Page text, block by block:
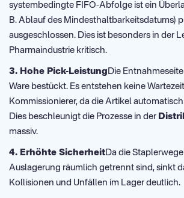
systembedingte FIFO-Abfolge ist ein
B. Ablauf des Mindesthaltbarkeitsdatums)
ausgeschlossen. Dies ist besonders in der
Pharmaindustrie kritisch.
3. Hohe Pick-Leistung Die
Ware bestückt. Es entstehen keine
Kommissionierer, da die Artikel
Dies beschleunigt die Prozesse in der
massiv.
4. Erhöhte SicherheitDa die
Auslagerung räumlich getrennt sind, sinkt
Kollisionen und Unfällen im Lager deutlich.